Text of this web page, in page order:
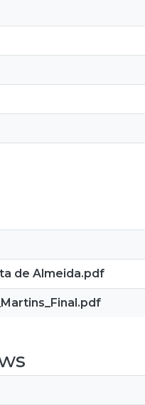
de Almeida.pdf